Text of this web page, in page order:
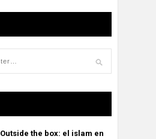
Outside the box: el islam en